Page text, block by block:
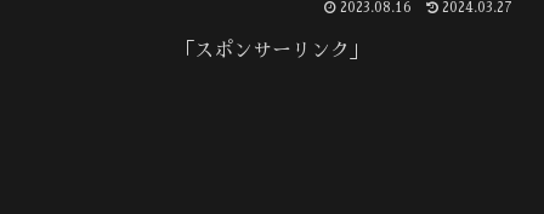
2023.08.16 2024.03.27
「スポンサーリンク」